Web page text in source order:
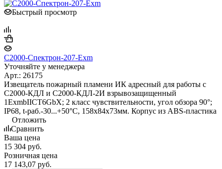
Быстрый просмотр
С2000-Спектрон-207-Exm
Уточняйте у менеджера
Арт.: 26175
Извещатель пожарный пламени ИК адресный для работы с
С2000-КДЛ и С2000-КДЛ-2И взрывозащищенный
1ExmbIICT6GbX; 2 класс чувствительности, угол обзора 90°;
IP68, t-раб.-30...+50°С, 158х84х73мм. Корпус из ABS-пластика
Отложить
Сравнить
Ваша цена
15 304 руб.
Розничная цена
17 143,07 руб.